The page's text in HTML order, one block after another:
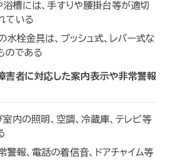
浴槽には、手すりや腰掛台等が適切
ている
栓金具は、プッシュ式、レバー式な
のである
害者に対応した案内表示や非常警報
内の照明、空調、冷蔵庫、テレビ等
報、電話の着信音、ドアチャイム等